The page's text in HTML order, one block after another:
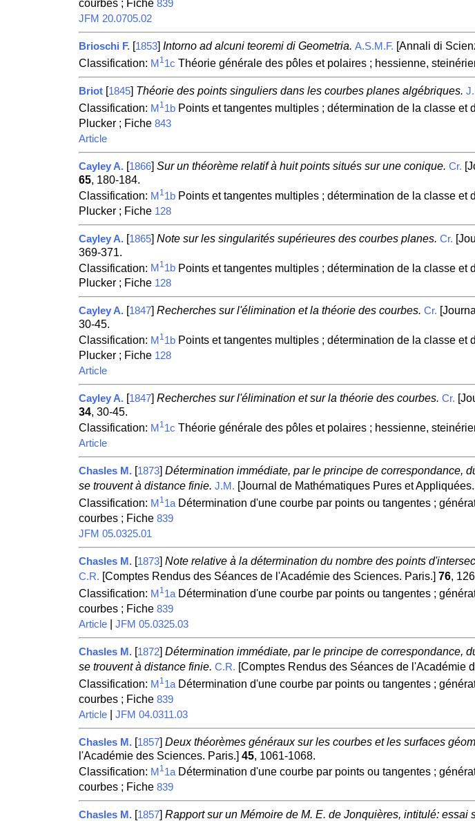
courbes ; Fiche 839
JFM 20.0705.02
Brioschi F. [1853] Intorno ad alcuni teoremi di Geometria. A.S.M.F. [Annali di
Classification: M 11c Théorie générale des pôles et polaires ; hessienne,
Briot [1845] Théorie des points singuliers dans les courbes planes algébriques.
Classification: M 1 1bPoints et tangentes multiples ; détermination de la classe et
Plucker ; Fiche 843
Article
Cayley A. [1866] Sur un théorème relatif à huit points situés sur une conique. Cr.
65, 180-184.
Classification: M1 1bPoints et tangentes multiples ; détermination de la classe et
Plucker ; Fiche 128
Cayley A. [1865] Note sur les singularités supérieures des courbes planes. Cr.
369-371.
Classification: M 11bPoints et tangentes multiples ; détermination de la classe et
Plucker ; Fiche 128
Cayley A. 1847] Recherches sur l'élimination et la théorie des courbes. Cr.
30-45.
Classification: M 11bPoints et tangentes multiples ; détermination de la classe et
Plucker ; Fiche 128
Article
Cayley A. [1847] Recherches sur l'élimination et sur la théorie des courbes. Cr.
34, 30-45.
Classification: M 11c Théorie générale des pôles et polaires ; hessienne,
Article
Chasles M. [1873] Détermination immédiate, par le principe de correspondance,
se trouvent à distance finie. J.M. [Journal de Mathématiques Pures et
Classification: M 11aDétermination d'une courbe par points ou tangentes ;
courbes ; Fiche 839
JFM 05.0325.01
Chasles M. [1873] Note relative à la détermination du nombre des points
C.R. [Comptes Rendus des Séances de l'Académie des Sciences. Paris.] 76,
Classification: M 11aDétermination d'une courbe par points ou tangentes ;
courbes ; Fiche 839
Article| JFM 05.0325.03
Chasles M. [1872] Détermination immédiate, par le principe de correspondance,
se trouvent à distance finie. C.R. [Comptes Rendus des Séances de l'Académie
Classification: M 11aDétermination d'une courbe par points ou tangentes ;
courbes ; Fiche 839
Article| JFM 04.0311.03
Chasles M. [1857] Deux théorèmes généraux sur les courbes et les surfaces
l'Académie des Sciences. Paris.] 45, 1061-1068.
Classification: M 11aDétermination d'une courbe par points ou tangentes ;
courbes ; Fiche 839
Chasles M. [1857] Rapport sur un Mémoire de M. E. de Jonquières, intitulé: